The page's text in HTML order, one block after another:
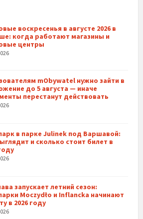
воскресенья в августе 2026 в
когда работают магазины и
центры
mObywatel нужно зайти в
до 5 августа — иначе
перестанут действовать
в парке Julinek под Варшавой:
и сколько стоит билет в
запускает летний сезон:
Moczydło и Inflancka начинают
в 2026 году